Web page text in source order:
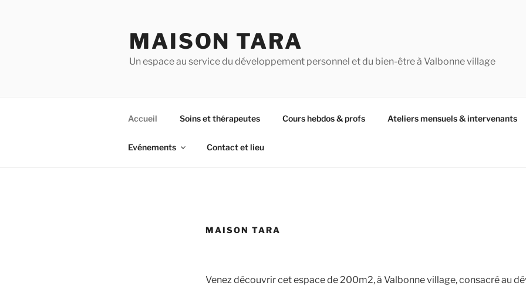
MAISON TARA
Un espace au service du développement personnel et du bien-être à Valbonne village
Accueil Soins et thérapeutes Cours hebdos & profs Ateliers mensuels & intervenants
Evénements Contact et lieu
MAISON TARA
Venez découvrir cet espace de 200m2, à Valbonne village, consacré au